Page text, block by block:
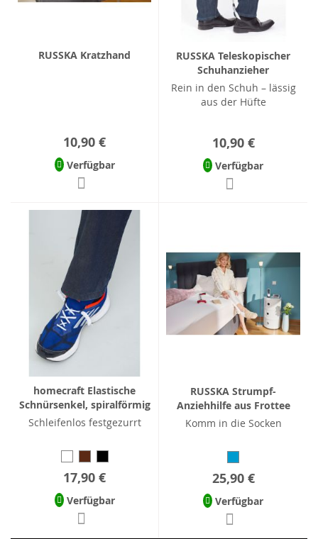
RUSSKA Kratzhand
10,90 €
Verfügbar
RUSSKA Teleskopischer
Schuhanzieher
Rein in den Schuh – lässig
aus der Hüfte
10,90 €
Verfügbar
homecraft Elastische
Schnürsenkel, spiralförmig
Schleifenlos festgezurrt
17,90 €
Verfügbar
RUSSKA Strumpf-
Anziehhilfe aus Frottee
Komm in die Socken
25,90 €
Verfügbar